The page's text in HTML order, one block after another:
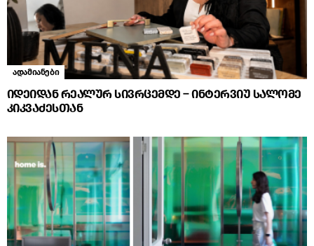
ადამიანები
იდეიდან რეალურ სივრცემდე – ინტერვიუ სალომე
კიკვაძესთან